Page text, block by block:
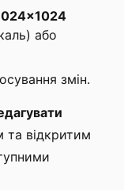
або
змін.
відкритим